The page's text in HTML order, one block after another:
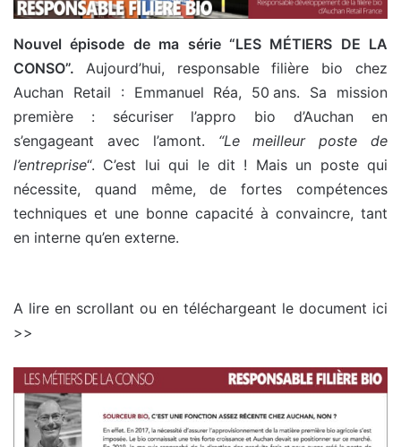
Nouvel épisode de ma série “LES MÉTIERS DE LA
CONSO”. Aujourd’hui, responsable filière bio chez
Auchan Retail : Emmanuel Réa, 50 ans. Sa mission
première : sécuriser l’appro bio d’Auchan en
s’engageant avec l’amont. “Le meilleur poste de
l’entreprise“. C’est lui qui le dit ! Mais un poste qui
nécessite, quand même, de fortes compétences
techniques et une bonne capacité à convaincre, tant
en interne qu’en externe.
A lire en scrollant ou en téléchargeant le document ici
>>